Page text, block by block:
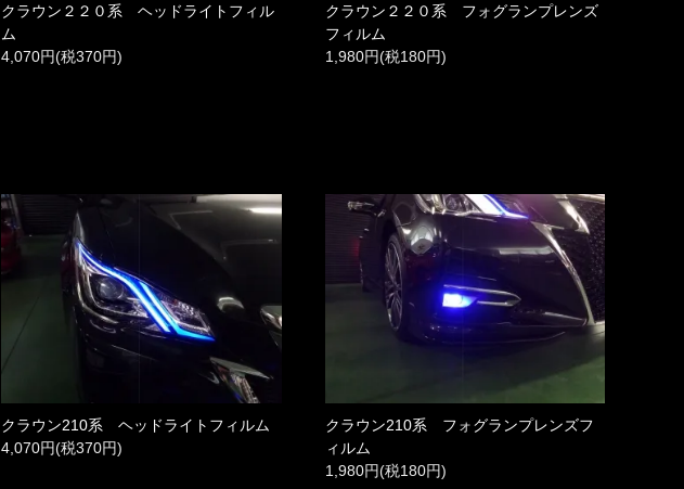
クラウン２２０系 ヘッドライトフィル
ム
4,070円(税370円)
クラウン２２０系 フォグランプレンズ
フィルム
1,980円(税180円)
クラウン210系 ヘッドライトフィルム
4,070円(税370円)
クラウン210系 フォグランプレンズフ
ィルム
1,980円(税180円)